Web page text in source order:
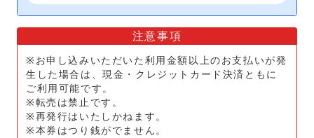
注意事項
※お申し込みいただいた利用金額以上のお支払いが発
生した場合は、現金・クレジットカード決済ともに
ご利用可能です。
※転売は禁止です。
※再発行はいたしかねます。
※本券はつり銭がでません。